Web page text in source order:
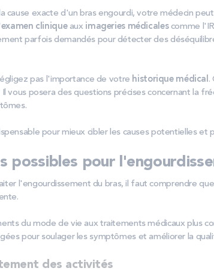
cause exacte d'un bras engourdi, votre médecin
examen clinique aux imageries médicalescomme
parfois demandés pour détecter des
pas l'importance de votre historique médical.
vous posera des questions précises concernant la
pour mieux cibler les causes potentielles et
possibles pour
l'engourdissement du bras, il faut comprendre
du mode de vie aux traitements médicaux plus
pour soulager les symptômes et améliorer la
des activités